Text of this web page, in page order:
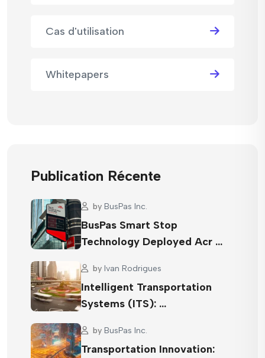
Cas d'utilisation
Whitepapers
Publication Récente
by BusPas Inc.
BusPas Smart Stop
Technology Deployed Acr …
by Ivan Rodrigues
Intelligent Transportation
Systems (ITS): …
by BusPas Inc.
Transportation Innovation: